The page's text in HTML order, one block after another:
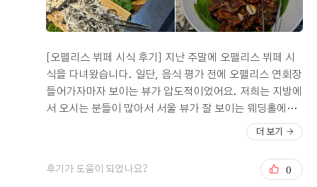
[오펠리스 뷔페 시식 후기] 지난 주말에 오펠리스 뷔페 시
식을 다녀왔습니다. 일단, 음식 평가 전에 오펠리스 연회장
들어가자마자 보이는 뷰가 압도적이었어요. 저희는 지방에
서 오시는 분들이 많아서 서울 뷰가 잘 보이는 웨딩홀에서
더 보기
후기가 도움이 되었나요? 0